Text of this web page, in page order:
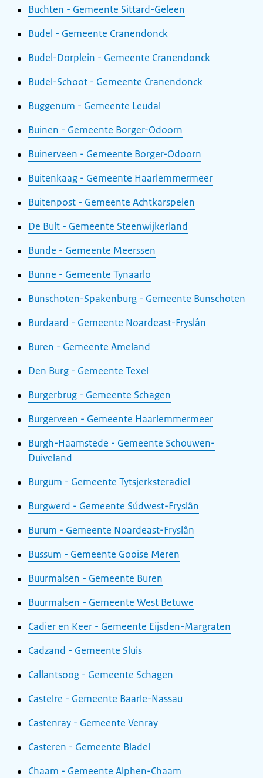
Buchten - Gemeente Sittard-Geleen
Budel - Gemeente Cranendonck
Budel-Dorplein - Gemeente Cranendonck
Budel-Schoot - Gemeente Cranendonck
Buggenum - Gemeente Leudal
Buinen - Gemeente Borger-Odoorn
Buinerveen - Gemeente Borger-Odoorn
Buitenkaag - Gemeente Haarlemmermeer
Buitenpost - Gemeente Achtkarspelen
De Bult - Gemeente Steenwijkerland
Bunde - Gemeente Meerssen
Bunne - Gemeente Tynaarlo
Bunschoten-Spakenburg - Gemeente Bunschoten
Burdaard - Gemeente Noardeast-Fryslân
Buren - Gemeente Ameland
Den Burg - Gemeente Texel
Burgerbrug - Gemeente Schagen
Burgerveen - Gemeente Haarlemmermeer
Burgh-Haamstede - Gemeente Schouwen-
Duiveland
Burgum - Gemeente Tytsjerksteradiel
Burgwerd - Gemeente Súdwest-Fryslân
Burum - Gemeente Noardeast-Fryslân
Bussum - Gemeente Gooise Meren
Buurmalsen - Gemeente Buren
Buurmalsen - Gemeente West Betuwe
Cadier en Keer - Gemeente Eijsden-Margraten
Cadzand - Gemeente Sluis
Callantsoog - Gemeente Schagen
Castelre - Gemeente Baarle-Nassau
Castenray - Gemeente Venray
Casteren - Gemeente Bladel
Chaam - Gemeente Alphen-Chaam